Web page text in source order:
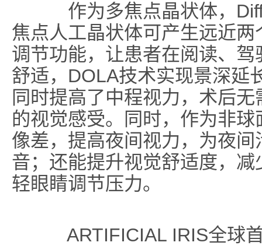
作为多焦点晶状体，Diff
焦点人工晶状体可产生远近
调节功能，让患者在阅读、
舒适，DOLA技术实现景深延
同时提高了中程视力，术后
的视觉感受。同时，作为非
像差，提高夜间视力，为夜
音；还能提升视觉舒适度，
轻眼睛调节压力。
ARTIFICIAL IRIS全球